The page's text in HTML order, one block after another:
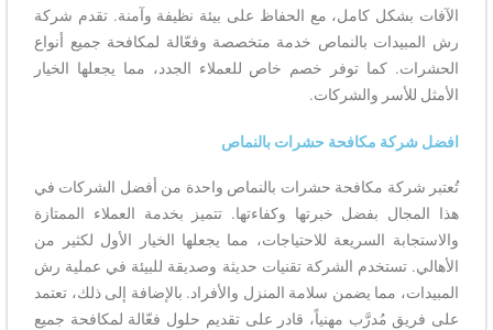
الآفات بشكل كامل، مع الحفاظ على بيئة نظيفة وآمنة. تقدم شركة
رش المبيدات بالنماص خدمة متخصصة وفعّالة لمكافحة جميع أنواع
الحشرات. كما توفر خصم خاص للعملاء الجدد، مما يجعلها الخيار
الأمثل للأسر والشركات.
افضل شركة مكافحة حشرات بالنماص
تُعتبر شركة مكافحة حشرات بالنماص واحدة من أفضل الشركات في
هذا المجال بفضل خبرتها وكفاءتها. تتميز بخدمة العملاء الممتازة
والاستجابة السريعة للاحتياجات، مما يجعلها الخيار الأول لكثير من
الأهالي. تستخدم الشركة تقنيات حديثة وصديقة للبيئة في عملية رش
المبيدات، مما يضمن سلامة المنزل والأفراد. بالإضافة إلى ذلك، تعتمد
على فريق مُدرَّب مهنياً، قادر على تقديم حلول فعّالة لمكافحة جميع